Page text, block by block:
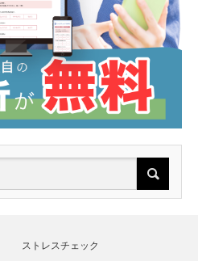
ストレスチェック